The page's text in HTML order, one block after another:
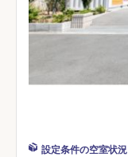
設定条件の空室状況